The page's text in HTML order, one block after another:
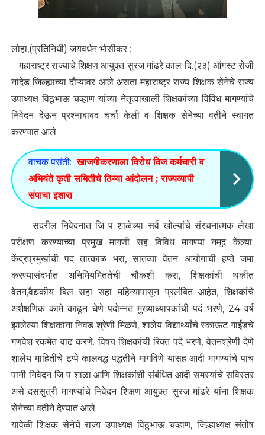
लोहा,(प्रतिनिधी) जयवर्धन भोसीकर :
महाराष्ट्र राज्याचे शिक्षण आयुक्त सुरज मांढरे काल दि.(२३) ऑगस्ट रोजी
नांदेड जिल्ह्याच्या दौऱ्यावर आले असता महाराष्ट्र राज्य शिक्षक सेनेचे राज्य
उपाध्यक्ष विठूभाऊ चव्हाण यांच्या नेतृत्वाखाली शिक्षकांच्या विविध मागण्यांचे
निवेदन देऊन प्रश्नाबाबद चर्चा केली व शिक्षक सेनेच्या वतीने स्वागत
करण्यात आले
वाचक पसंती: खाजगीकरणाला विरोध विज कर्मचारी व
अभियंते कृती समितीचे ठिय्या आंदोलन ; राज्यव्यापी
संपाचा इशारा
सदरील निवेदनात जि प शाळेच्या सर्व खोल्यांचे संरचनात्मक लेखा
परीक्षण करण्याच्या प्रमुख मागणी सह विविध मागण्या नमूद केल्या.
केंद्रप्रमुखांची पद तात्काळ भरा, सातव्या वेतन आयोगाची हप्ते जमा
करण्यासंदर्भात अनिमियमिततेची चौकशी करा, शिक्षकांची थकीत
वेतन,वैद्यकीय बिल सहा सहा महिन्यापासून प्रलंबित आहेत, शिक्षकांचे
अशैक्षणिक कामे काढून घेणे पदोन्नत मुख्याध्यापकांची पदं भरणे, 24 वर्ष
झालेल्या शिक्षकांना निवड श्रेणी मिळणे, शालेय विद्यार्थ्यांचे स्काऊट गाईडचे
गणवेश रकमेत वाढ करणे. विषय शिक्षकांची रिक्त पदे भरणे, वेतनश्रेणी देणे
शालेय माहितीचे टप्पे कालबद्ध पद्धतीने मागविणे यासह आदी मागण्यांचे पाच
पानी निवेदन जि प शाळा आणि शिक्षकांशी संबंधित आदी समस्यांचे सविस्तर
असे दससुत्री मागण्यांचे निवेदन शिक्षण आयुक्त सुरज मांढरे यांना शिक्षक
सेनेच्या वतीने देण्यात आले.
यावेळी शिक्षक सेनेचे राज्य उपाध्यक्ष विठुभाऊ चव्हाण, जिल्हाध्यक्ष संतोष